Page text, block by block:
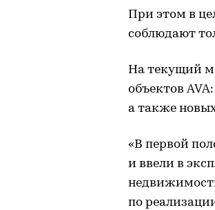
При этом в
соблюдают
На текущий
объектов
а также
«В первой
и ввели в
по